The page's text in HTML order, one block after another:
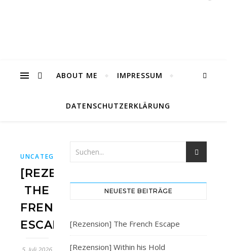
ABOUT ME IMPRESSUM
DATENSCHUTZERKLÄRUNG
UNCATEGORIZED
[REZENSION]
THE
FRENCH
ESCAPE
NEUESTE BEITRÄGE
[Rezension] The French Escape
[Rezension] Within his Hold